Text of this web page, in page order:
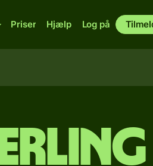
Priser Hjælp Log på